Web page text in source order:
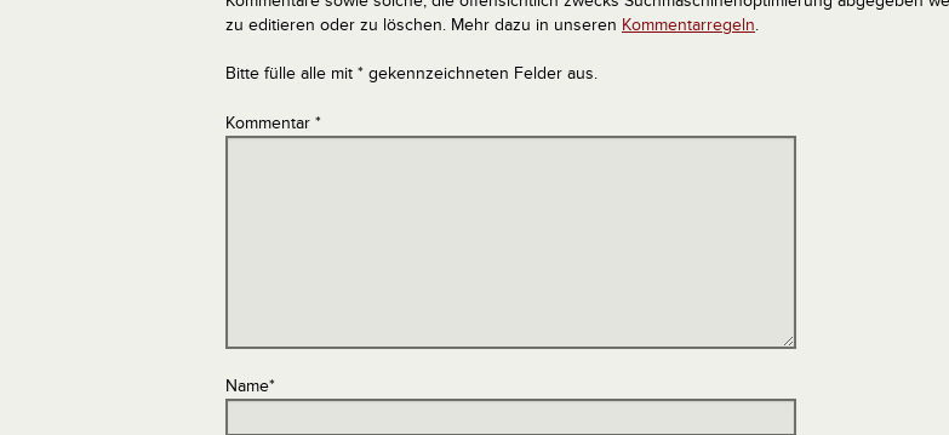
zu editieren oder zu löschen. Mehr dazu in unseren Kommentarregeln.
Bitte fülle alle mit * gekennzeichneten Felder aus.
Kommentar *
Name*